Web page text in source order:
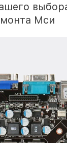
Мси